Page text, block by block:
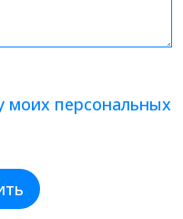
моих персональных